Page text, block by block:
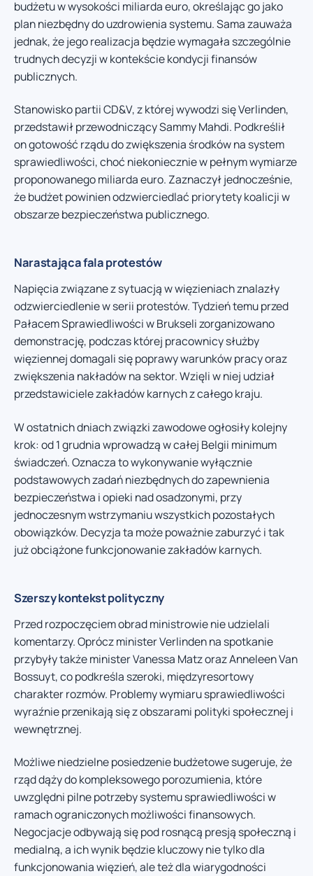
budżetu w wysokości miliarda euro, określając go jako
plan niezbędny do uzdrowienia systemu. Sama zauważa
jednak, że jego realizacja będzie wymagała szczególnie
trudnych decyzji w kontekście kondycji finansów
publicznych.
Stanowisko partii CD&V, z której wywodzi się Verlinden,
przedstawił przewodniczący Sammy Mahdi. Podkreślił
on gotowość rządu do zwiększenia środków na system
sprawiedliwości, choć niekoniecznie w pełnym wymiarze
proponowanego miliarda euro. Zaznaczył jednocześnie,
że budżet powinien odzwierciedlać priorytety koalicji w
obszarze bezpieczeństwa publicznego.
Narastająca fala protestów
Napięcia związane z sytuacją w więzieniach znalazły
odzwierciedlenie w serii protestów. Tydzień temu przed
Pałacem Sprawiedliwości w Brukseli zorganizowano
demonstrację, podczas której pracownicy służby
więziennej domagali się poprawy warunków pracy oraz
zwiększenia nakładów na sektor. Wzięli w niej udział
przedstawiciele zakładów karnych z całego kraju.
W ostatnich dniach związki zawodowe ogłosiły kolejny
krok: od 1 grudnia wprowadzą w całej Belgii minimum
świadczeń. Oznacza to wykonywanie wyłącznie
podstawowych zadań niezbędnych do zapewnienia
bezpieczeństwa i opieki nad osadzonymi, przy
jednoczesnym wstrzymaniu wszystkich pozostałych
obowiązków. Decyzja ta może poważnie zaburzyć i tak
już obciążone funkcjonowanie zakładów karnych.
Szerszy kontekst polityczny
Przed rozpoczęciem obrad ministrowie nie udzielali
komentarzy. Oprócz minister Verlinden na spotkanie
przybyły także minister Vanessa Matz oraz Anneleen Van
Bossuyt, co podkreśla szeroki, międzyresortowy
charakter rozmów. Problemy wymiaru sprawiedliwości
wyraźnie przenikają się z obszarami polityki społecznej i
wewnętrznej.
Możliwe niedzielne posiedzenie budżetowe sugeruje, że
rząd dąży do kompleksowego porozumienia, które
uwzględni pilne potrzeby systemu sprawiedliwości w
ramach ograniczonych możliwości finansowych.
Negocjacje odbywają się pod rosnącą presją społeczną i
medialną, a ich wynik będzie kluczowy nie tylko dla
funkcjonowania więzień, ale też dla wiarygodności